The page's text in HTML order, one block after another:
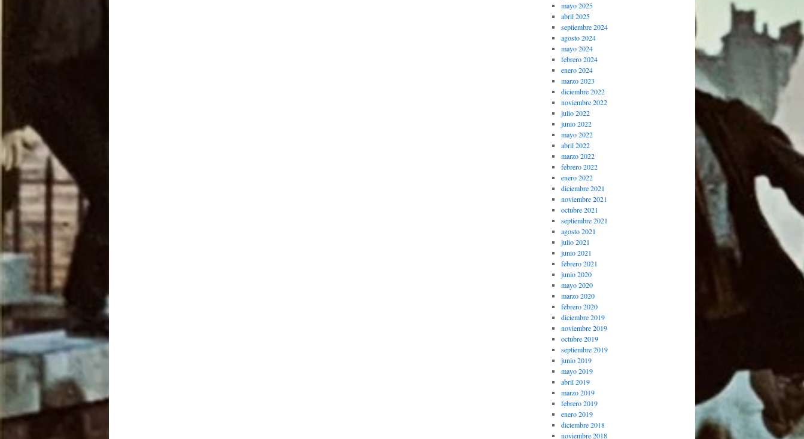
mayo 2025
abril 2025
septiembre 2024
agosto 2024
mayo 2024
febrero 2024
enero 2024
marzo 2023
diciembre 2022
noviembre 2022
julio 2022
junio 2022
mayo 2022
abril 2022
marzo 2022
febrero 2022
enero 2022
diciembre 2021
noviembre 2021
octubre 2021
septiembre 2021
agosto 2021
julio 2021
junio 2021
febrero 2021
junio 2020
mayo 2020
marzo 2020
febrero 2020
diciembre 2019
noviembre 2019
octubre 2019
septiembre 2019
junio 2019
mayo 2019
abril 2019
marzo 2019
febrero 2019
enero 2019
diciembre 2018
noviembre 2018